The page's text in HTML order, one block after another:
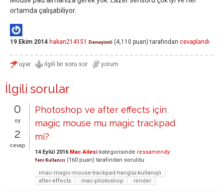
ortamda çalışabiliyor.
19 Ekim 2014 hakan214151 Deneyimli (4,110 puan) tarafından cevaplandı
İlgili sorular
0
oy
2
cevap
Photoshop ve after effects için
magic mouse mu magic trackpad
mi?
14 Eylül 2016 Mac Ailesi kategorisinde ressamendy
Yeni Kullanıcı (160 puan) tarafından soruldu
imac-magic-mouse-trackpad-hangisi-kullanışlı
after-effects
mac-photoshop render